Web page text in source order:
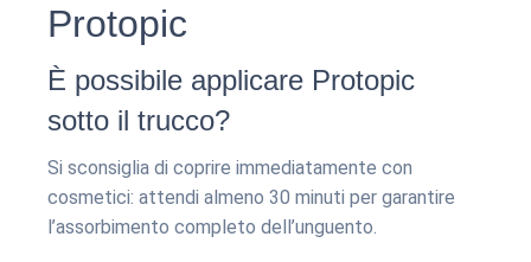
Protopic
È possibile applicare Protopic
sotto il trucco?
Si sconsiglia di coprire immediatamente con
cosmetici: attendi almeno 30 minuti per garantire
l’assorbimento completo dell’unguento.